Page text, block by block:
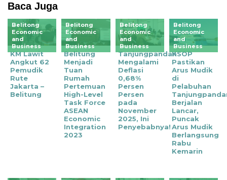
Baca Juga
Belitong
Economic
and
Business
KM Lawit
Angkut 62
Pemudik
Rute
Jakarta –
Belitung
Belitong
Economic
and
Business
Belitung
Menjadi
Tuan
Rumah
Pertemuan
High-Level
Task Force
ASEAN
Economic
Integration
2023
Belitong
Economic
and
Business
Tanjungpandan
Mengalami
Deflasi
0,68%
Persen
Persen
pada
November
2025, Ini
Penyebabnya!
Belitong
Economic
and
Business
KSOP
Pastikan
Arus Mudik
di
Pelabuhan
Berjalan
Lancar,
Puncak
Arus Mudik
Berlangsung
Rabu
Kemarin